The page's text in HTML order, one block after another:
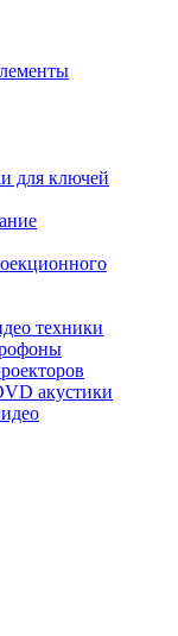
для ключей
техники
акустики